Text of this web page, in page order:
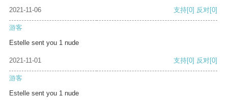
2021-11-06 支持[0] 反对[0]
游客
Estelle sent you 1 nude
2021-11-01 支持[0] 反对[0]
游客
Estelle sent you 1 nude